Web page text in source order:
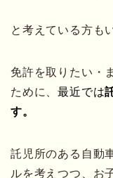
と考えている方も
免許を取りたい・
ために、最近では
す。
託児所のある自動
ルを考えつつ、お